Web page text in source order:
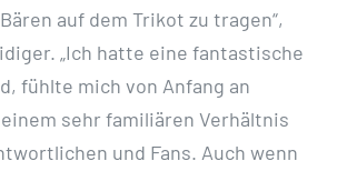
auf dem Trikot zu tragen“,
„Ich hatte eine fantastische
fühlte mich von Anfang an
sehr familiären Verhältnis
und Fans. Auch wenn